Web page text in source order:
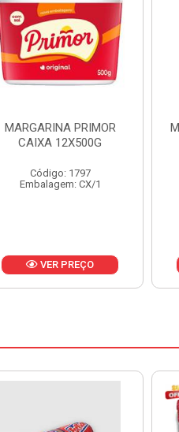
MARGARINA PRIMOR CX
24X250G
Código: 1921
Embalagem: CX/1
VER PREÇO